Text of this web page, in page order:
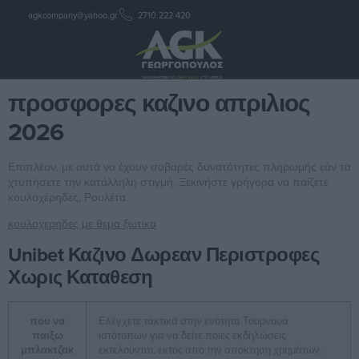
agkcompany@yahoo.gr 2710 222 420
προσφορες καζινο απριλιος
προσφορες καζινο απριλιος
2026
Επιπλέον, με αυτά να έχουν σοβαρές δυνατότητες πληρωμής εάν τα
χτυπήσετε την κατάλληλη στιγμή. Ξεκινήστε γρήγορα να παίζετε
κουλοχέρηδες, Ρουλέτα.
κουλοχερηδες με θεμα ξωτικα
Unibet Καζινο Δωρεαν Περιστροφες
Χωρις Καταθεση